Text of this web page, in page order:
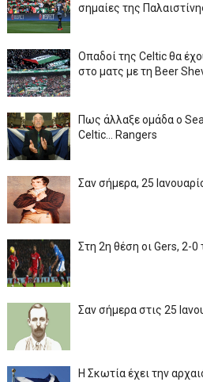
σημαίες της
Οπαδοί της Celtic θα
στο ματς με τη Beer
Πως άλλαξε ομάδα ο
Celtic... Rangers
Σαν σήμερα, 25
Στη 2η θέση οι Gers, 2-0
Σαν σήμερα στις 25
Η Σκωτία έχει την